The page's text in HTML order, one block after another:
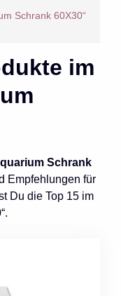
Schrank 60X30“
im
Schrank
Empfehlungen für
Du die Top 15 im